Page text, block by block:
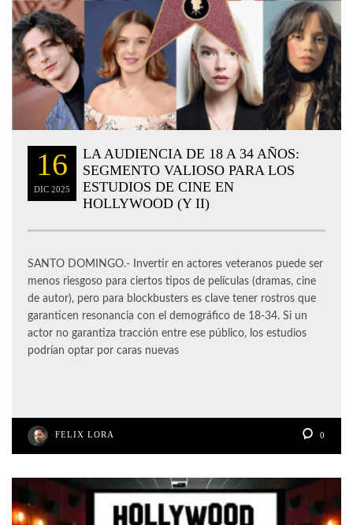
16
DIC 2025
LA AUDIENCIA DE 18 A 34 AÑOS:
SEGMENTO VALIOSO PARA LOS
ESTUDIOS DE CINE EN
HOLLYWOOD (Y II)
SANTO DOMINGO.- Invertir en actores veteranos puede ser
menos riesgoso para ciertos tipos de películas (dramas, cine
de autor), pero para blockbusters es clave tener rostros que
garanticen resonancia con el demográfico de 18-34. Si un
actor no garantiza tracción entre ese público, los estudios
podrían optar por caras nuevas
FELIX LORA 0